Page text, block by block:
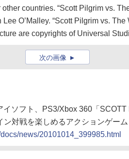
countries. “Scott Pilgrim vs.
O’Malley. “Scott Pilgrim vs.
are copyrights of Universal
次の画像
イソフト、PS3/Xbox 360「
対戦を楽しめるアクションゲーム
news/20101014_399985.html